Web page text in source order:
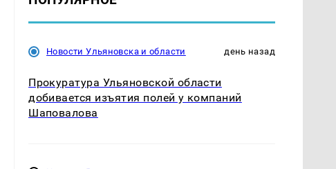
Новости Ульяновска и области день назад
Прокуратура Ульяновской области
добивается изъятия полей у компаний
Шаповалова